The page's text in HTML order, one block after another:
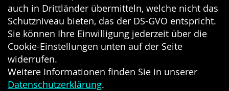
auch in Drittländer übermitteln, welche nicht das
Schutzniveau bieten, das der DS-GVO entspricht.
Sie können Ihre Einwilligung jederzeit über die
Cookie-Einstellungen unten auf der Seite
widerrufen.
Weitere Informationen finden Sie in unserer
Datenschutzerklärung.